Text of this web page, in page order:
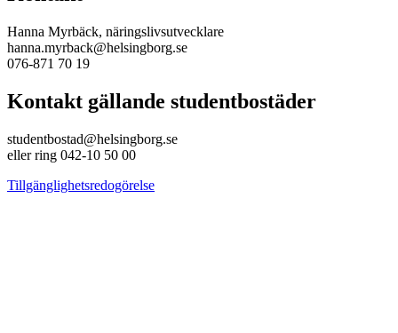
Hanna Myrbäck, näringslivsutvecklare
hanna.myrback@helsingborg.se
076-871 70 19
Kontakt gällande studentbostäder
studentbostad@helsingborg.se
eller ring 042-10 50 00
Tillgänglighetsredogörelse